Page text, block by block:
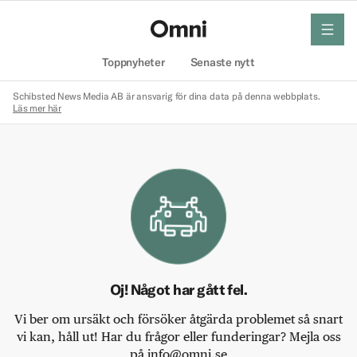
Toppnyheter Senaste nytt
meny
Schibsted News Media AB är ansvarig för dina data på denna webbplats.
Läs mer här
Oj! Något har gått fel.
Vi ber om ursäkt och försöker åtgärda problemet så snart
vi kan, håll ut! Har du frågor eller funderingar? Mejla oss